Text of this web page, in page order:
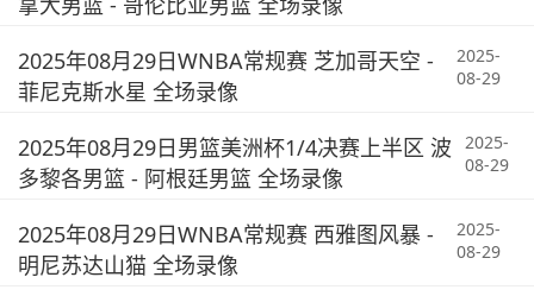
2025年08月29日WNBA常规赛 芝加哥天空 -
菲尼克斯水星 全场录像
2025-
08-29
2025年08月29日男篮美洲杯1/4决赛上半区 波
多黎各男篮 - 阿根廷男篮 全场录像
2025-
08-29
2025年08月29日WNBA常规赛 西雅图风暴 -
明尼苏达山猫 全场录像
2025-
08-29